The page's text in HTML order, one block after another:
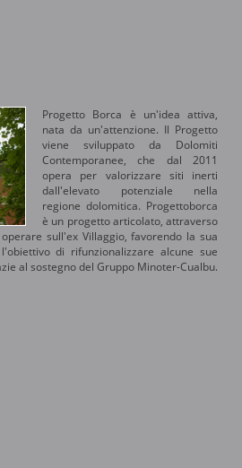
Progetto Borca è un'idea attiva,
nata da un'attenzione. Il Progetto
viene sviluppato da Dolomiti
Contemporanee, che dal 2011
opera per valorizzare siti inerti
dall'elevato potenziale nella
regione dolomitica. Progettoborca
è un progetto articolato, attraverso
sull'ex Villaggio, favorendo la sua
di rifunzionalizzare alcune sue
al sostegno del Gruppo Minoter-Cualbu.